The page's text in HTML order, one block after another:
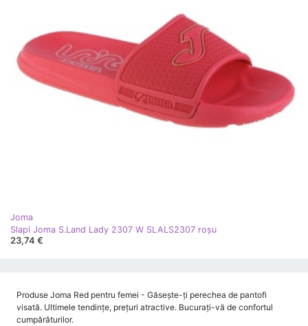
Joma
Slapi Joma S.Land Lady 2307 W SLALS2307 roşu
23,74 €
Produse Joma Red pentru femei - Găsește-ți perechea de pantofi
visată. Ultimele tendințe, prețuri atractive. Bucurați-vă de confortul
cumpărăturilor.